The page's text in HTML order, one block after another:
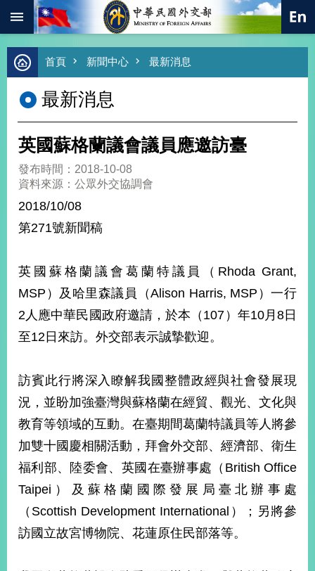
跳到主要內容區塊
進
階
尋
熱
合
外
交
值
外
交
經
濟
落
海
和
平
護
照
首頁 新聞中心 最新消息
最新消息
英國蘇格蘭議會議員應邀訪臺
發布時間：2018-10-08
資料來源：公眾外交協調會
2018/10/08
第271號新聞稿
英國蘇格蘭議會葛蘭特議員（Rhoda Grant,
MSP）及哈里森議員（Alison Harris, MSP）一行
2人應中華民國政府邀請，於本（107）年10月8日
至12日來訪。外交部表示誠摯歡迎。
訪賓此行將深入瞭解我國整體政經與社會發展現
況，並盼加強臺灣與蘇格蘭在經貿、觀光、文化與
教育等領域的互動。在臺期間葛蘭特議員等人將參
加雙十國慶相關活動，拜會外交部、經濟部、衛生
福利部、陸委會、英國在臺辦事處（British Office
Taipei）及蘇格蘭國際發展局臺北辦事處
（Scottish Development International）；另將參
訪國立故宮博物院、花蓮原住民部落等。